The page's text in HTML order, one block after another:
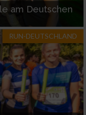
am Deutschen
RUN-DEUTSCHLAND